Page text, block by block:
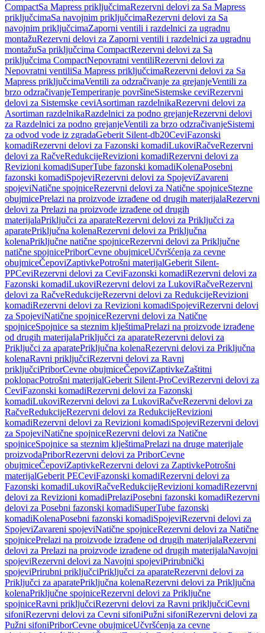
CompactSa Mapress priključcimaRezervni delovi za Sa Mapress
priključcimaSa navojnim priključcimaRezervni delovi za Sa
navojnim priključcimaZaporni ventili i razdelnici za ugradnu
montažuRezervni delovi za Zaporni ventili i razdelnici za ugradnu
montažuSa priključcima CompactRezervni delovi za Sa
priključcima CompactNepovratni ventiliRezervni delovi za
Nepovratni ventiliSa Mapress priključcimaRezervni delovi za Sa
Mapress priključcimaVentili za odzračivanje za grejanjeVentili za
brzo odzračivanjeTemperiranje površineSistemske ceviRezervni
delovi za Sistemske ceviAsortiman razdelnikaRezervni delovi za
Asortiman razdelnikaRazdelnici za podno grejanjeRezervni delovi
za Razdelnici za podno grejanjeVentili za brzo odzračivanjeSistemi
za odvod vode iz zgradaGeberit Silent-db20CeviFazonski
komadiRezervni delovi za Fazonski komadiLukoviRačveRezervni
delovi za RačveRedukcijeRevizioni komadiRezervni delovi za
Revizioni komadiSuperTube fazonski komadiKolenaPosebni
fazonski komadiSpojeviRezervni delovi za SpojeviZavareni
spojeviNatične spojniceRezervni delovi za Natične spojniceStezne
obujmicePrelazi na proizvode izrađene od drugih materijalaRezervni
delovi za Prelazi na proizvode izrađene od drugih
materijalaPriključci za aparateRezervni delovi za Priključci za
aparatePriključna kolenaRezervni delovi za Priključna
kolenaPriključne natične spojniceRezervni delovi za Priključne
natične spojnicePriborCevne obujmiceUčvršćenja za cevne
obujmiceČepoviZaptivkePotrošni materijalGeberit Silent-
PPCeviRezervni delovi za CeviFazonski komadiRezervni delovi za
Fazonski komadiLukoviRezervni delovi za LukoviRačveRezervni
delovi za RačveRedukcijeRezervni delovi za RedukcijeRevizioni
komadiRezervni delovi za Revizioni komadiSpojeviRezervni delovi
za SpojeviNatične spojniceRezervni delovi za Natične
spojniceSpojnice sa steznim klještimaPrelazi na proizvode izrađene
od drugih materijalaPriključci za aparateRezervni delovi za
Priključci za aparatePriključna kolenaRezervni delovi za Priključna
kolenaRavni priključciRezervni delovi za Ravni
priključciPriborCevne obujmiceČepoviZaptivkeZaštitni
poklopacPotrošni materijalGeberit Silent-ProCeviRezervni delovi za
CeviFazonski komadiRezervni delovi za Fazonski
komadiLukoviRezervni delovi za LukoviRačveRezervni delovi za
RačveRedukcijeRezervni delovi za RedukcijeRevizioni
komadiRezervni delovi za Revizioni komadiSpojeviRezervni delovi
za SpojeviNatične spojniceRezervni delovi za Natične
spojniceSpojnice sa steznim klještimaPrelazi na druge materijale
proizvodaPriborRezervni delovi za PriborCevne
obujmiceČepoviZaptivkeRezervni delovi za ZaptivkePotrošni
materijalGeberit PECeviFazonski komadiRezervni delovi za
Fazonski komadiLukoviRačveRedukcijeRevizioni komadiRezervni
delovi za Revizioni komadiPrelaziPosebni fazonski komadiRezervni
delovi za Posebni fazonski komadiSuperTube fazonski
komadiKolenaPosebni fazonski komadiSpojeviRezervni delovi za
SpojeviZavareni spojeviNatične spojniceRezervni delovi za Natične
spojnicePrelazi na proizvode izrađene od drugih materijalaRezervni
delovi za Prelazi na proizvode izrađene od drugih materijalaNavojni
spojeviRezervni delovi za Navojni spojeviPrirubnički
spojeviPrirubni priključciPriključci za aparateRezervni delovi za
Priključci za aparatePriključna kolenaRezervni delovi za Priključna
kolenaPriključne spojniceRezervni delovi za Priključne
spojniceRavni priključciRezervni delovi za Ravni priključciCevni
sifoniRezervni delovi za Cevni sifoniPužni sifoniRezervni delovi za
Pužni sifoniPriborCevne obujmiceUčvršćenja za cevne